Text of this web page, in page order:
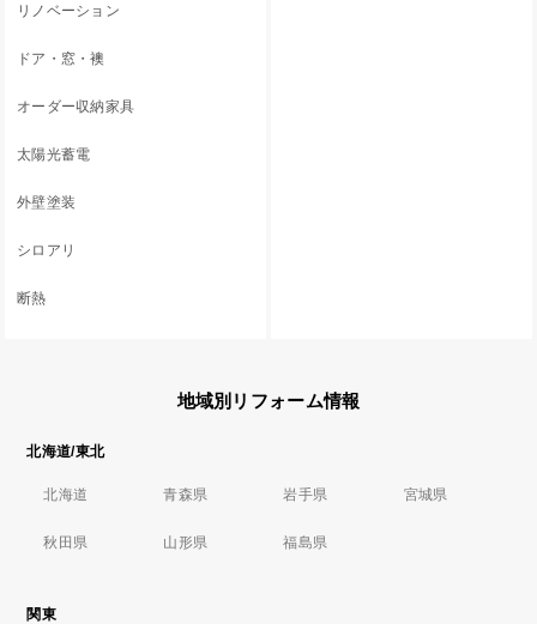
リノベーション
ドア・窓・襖
オーダー収納家具
太陽光蓄電
外壁塗装
シロアリ
断熱
地域別リフォーム情報
北海道/東北
北海道 青森県 岩手県 宮城県
秋田県 山形県 福島県
関東